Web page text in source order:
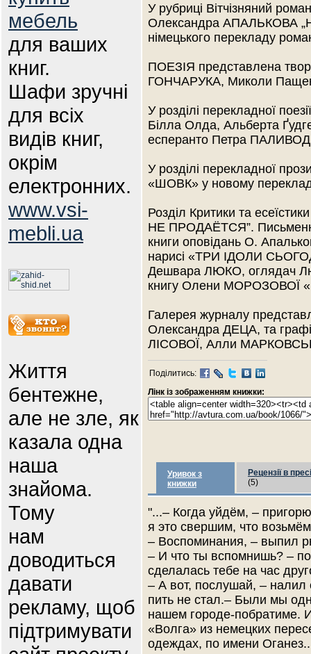
мебель
для ваших
книг.
Шафи зручні
для всіх
видів книг,
окрім
електронних.
www.vsi-
mebli.ua
Життя
бентежне,
але не зле, як
казала одна
наша
знайома.
Тому
нам
доводиться
давати
рекламу, щоб
підтримувати
У рубриці Вітчізняний
Олександра АПАЛЬКОВА
німецького перекладу
ПОЕЗІЯ представлена
ГОНЧАРУКА, Миколи
У розділі перекладної
Білла Олда, Альберта
есперанто Петра
У розділі перекладної
«ШОВК» у новому
Розділ Критики та
НЕ ПРОДАЁТСЯ”.
книги оповідань О.
нарисі «ТРИ ІДОЛИ
Дешвара ЛЮКО, оглядач
книгу Олени
Галерея журналу
Олександра ДЕЦА, та
ЛІСОВОЇ, Алли
Поділитись:
Лінк із зображенням книжки:
Уривок з
книжки
Рецензії в пресі
(5)
"...– Когда уйдём, –
я это свершим, что
– Воспоминания, – выпил
– И что ты вспомнишь? –
сделалась тебе на час
– А вот, послушай, –
пить не стал.– Были мы
нашем городе-побратиме.
«Волга» из немецких
одеждах, по имени